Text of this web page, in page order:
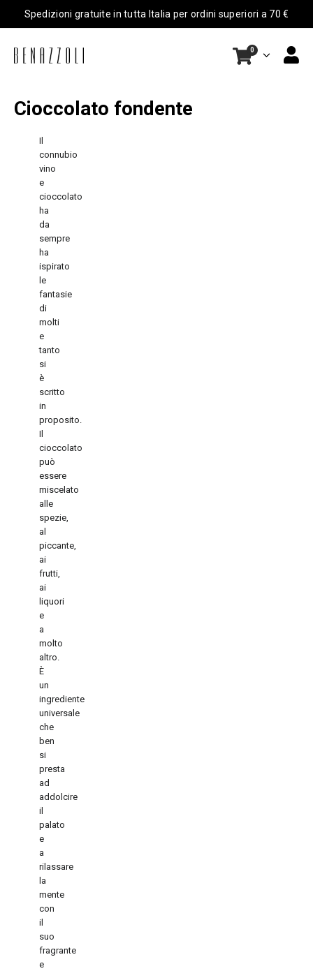
Spedizioni gratuite in tutta Italia per ordini superiori a 70 €
0
Cioccolato fondente
Il
connubio
vino
e
cioccolato
ha
da
sempre
ha
ispirato
le
fantasie
di
molti
e
tanto
si
è
scritto
in
proposito.
Il
cioccolato
può
essere
miscelato
alle
spezie,
al
piccante,
ai
frutti,
ai
liquori
e
a
molto
altro.
È
un
ingrediente
universale
che
ben
si
presta
ad
addolcire
il
palato
e
a
rilassare
la
mente
con
il
suo
fragrante
e